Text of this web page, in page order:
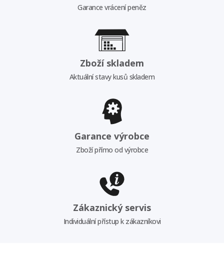
Garance vrácení peněz
Zboží skladem
Aktuální stavy kusů skladem
Garance výrobce
Zboží přímo od výrobce
Zákaznický servis
Individuální přístup k zákazníkovi